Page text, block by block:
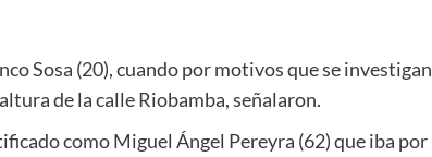
Sosa (20), cuando por motivos que se investigan
de la calle Riobamba, señalaron.
como Miguel Ángel Pereyra (62) que iba por